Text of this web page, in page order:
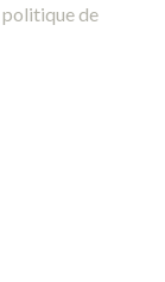
politique de